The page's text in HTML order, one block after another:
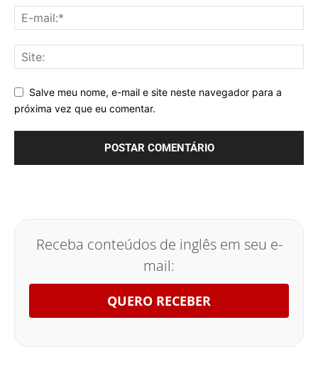
Salve meu nome, e-mail e site neste navegador para a
próxima vez que eu comentar.
Receba conteúdos de inglês em seu e-
mail:
QUERO RECEBER